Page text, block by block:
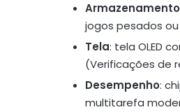
Armazenamento
jogos pesados
Tela: tela OLED
(Verificações de
Desempenho:
multitarefa